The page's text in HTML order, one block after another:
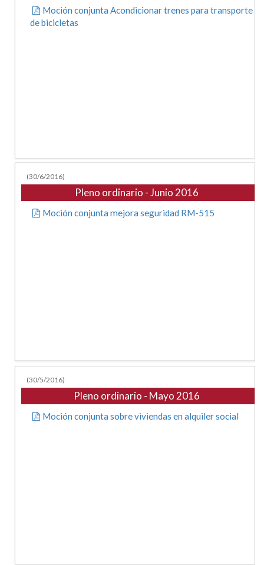
Moción conjunta Acondicionar trenes para transporte
de bicicletas
(30/6/2016)
Pleno ordinario - Junio 2016
Moción conjunta mejora seguridad RM-515
(30/5/2016)
Pleno ordinario - Mayo 2016
Moción conjunta sobre viviendas en alquiler social